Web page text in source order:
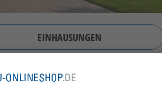
EINHAUSUNGEN